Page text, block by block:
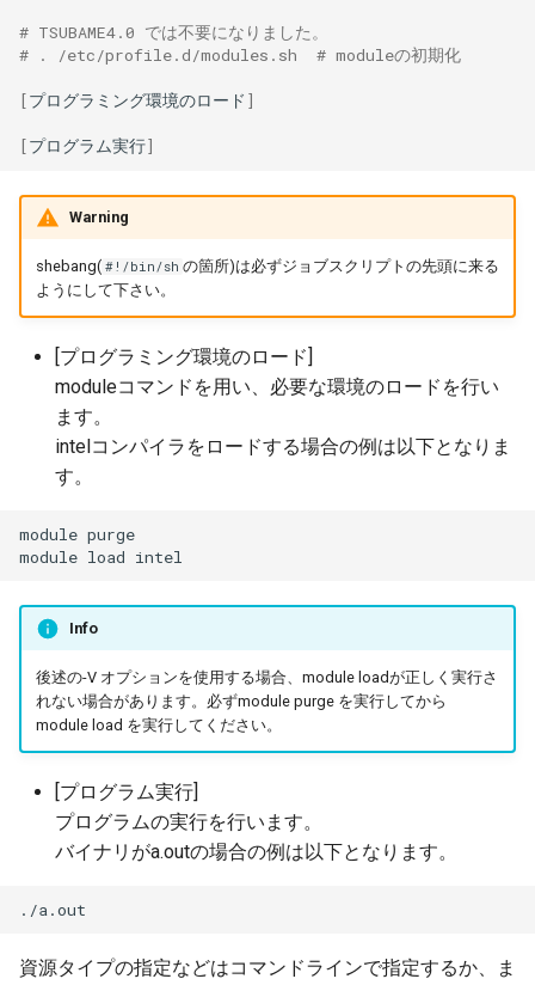
# TSUBAME4.0 では不要になりました。
# . /etc/profile.d/modules.sh  # moduleの初期化
[プログラミング環境のロード ]
[プログラム実行]
Warning
shebang( #!/bin/sh の箇所)は必ずジョブスクリプトの先頭に来る
ようにして下さい。
[プログラミング環境のロード]
moduleコマンドを用い、必要な環境のロードを行い
ます。
intelコンパイラをロードする場合の例は以下となりま
す。
module purge
module load
Info
後述の-V オプションを使用する場合、module loadが正しく実行さ
れない場合があります。必ずmodule purge を実行してから
module load を実行してください。
[プログラム実行]
プログラムの実行を行います。
バイナリがa.outの場合の例は以下となります。
資源タイプの指定などはコマンドラインで指定するか、ま